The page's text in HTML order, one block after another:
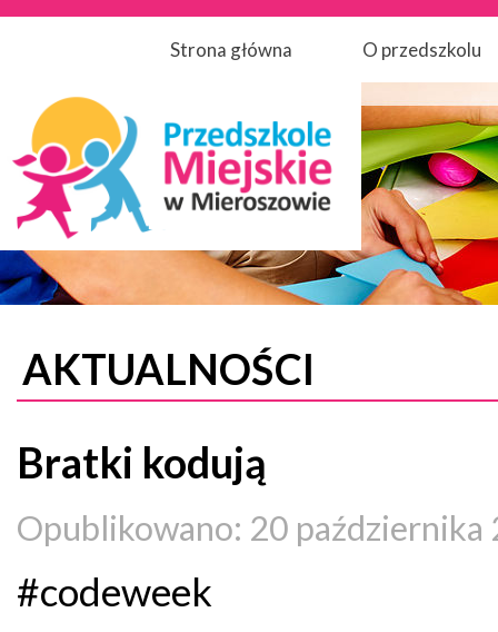
Strona główna O przedszkolu
AKTUALNOŚCI
Bratki kodują
Opublikowano: 20 października
#codeweek